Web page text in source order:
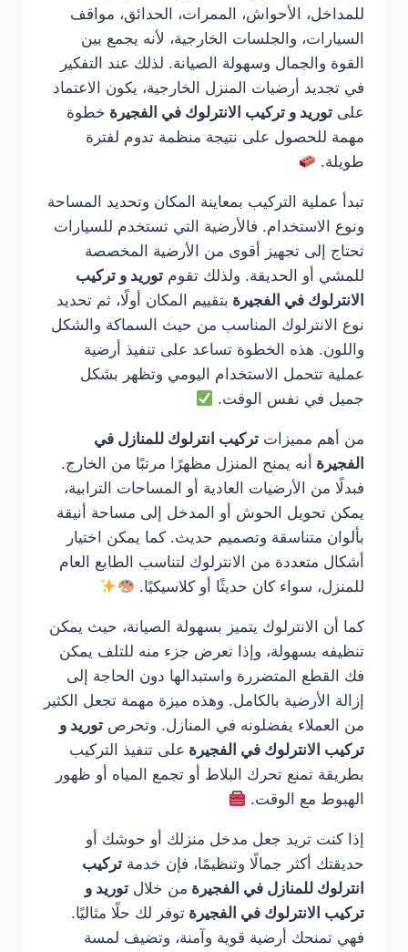
للمداخل، الأحواش، الممرات، الحدائق، مواقف
السيارات، والجلسات الخارجية، لأنه يجمع بين
القوة والجمال وسهولة الصيانة. لذلك عند التفكير
في تجديد أرضيات المنزل الخارجية، يكون الاعتماد
على توريد و تركيب الانترلوك في الفجيرة خطوة
مهمة للحصول على نتيجة منظمة تدوم لفترة
طويلة.
تبدأ عملية التركيب بمعاينة المكان وتحديد المساحة
ونوع الاستخدام. فالأرضية التي تستخدم للسيارات
تحتاج إلى تجهيز أقوى من الأرضية المخصصة
للمشي أو الحديقة. ولذلك تقوم توريد و تركيب
الانترلوك في الفجيرة بتقييم المكان أولًا، ثم تحديد
نوع الانترلوك المناسب من حيث السماكة والشكل
واللون. هذه الخطوة تساعد على تنفيذ أرضية
عملية تتحمل الاستخدام اليومي وتظهر بشكل
جميل في نفس الوقت.
من أهم مميزات تركيب انترلوك للمنازل في
الفجيرة أنه يمنح المنزل مظهرًا مرتبًا من الخارج.
فبدلًا من الأرضيات العادية أو المساحات الترابية،
يمكن تحويل الحوش أو المدخل إلى مساحة أنيقة
بألوان متناسقة وتصميم حديث. كما يمكن اختيار
أشكال متعددة من الانترلوك لتناسب الطابع العام
للمنزل، سواء كان حديثًا أو كلاسيكيًا.
كما أن الانترلوك يتميز بسهولة الصيانة، حيث يمكن
تنظيفه بسهولة، وإذا تعرض جزء منه للتلف يمكن
فك القطع المتضررة واستبدالها دون الحاجة إلى
إزالة الأرضية بالكامل. وهذه ميزة مهمة تجعل الكثير
من العملاء يفضلونه في المنازل. وتحرص توريد و
تركيب الانترلوك في الفجيرة على تنفيذ التركيب
بطريقة تمنع تحرك البلاط أو تجمع المياه أو ظهور
الهبوط مع الوقت.
إذا كنت تريد جعل مدخل منزلك أو حوشك أو
حديقتك أكثر جمالًا وتنظيمًا، فإن خدمة تركيب
انترلوك للمنازل في الفجيرة من خلال توريد و
تركيب الانترلوك في الفجيرة توفر لك حلًا مثاليًا.
فهي تمنحك أرضية قوية وآمنة، وتضيف لمسة